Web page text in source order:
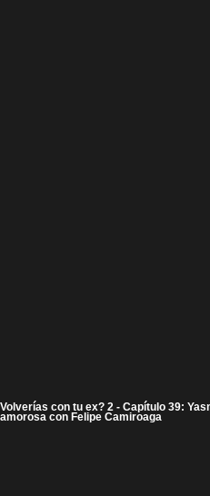
Volverías con tu ex? 2 - Capítulo 39:
amorosa con Felipe Camiroaga